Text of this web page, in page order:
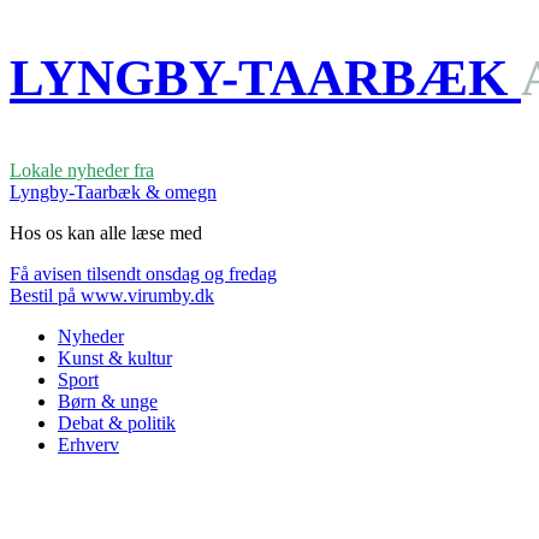
LYNGBY-TAARBÆK
Lokale nyheder fra
Lyngby-Taarbæk & omegn
Hos os kan alle læse med
Få avisen tilsendt onsdag og fredag
Bestil på www.virumby.dk
Nyheder
Kunst & kultur
Sport
Børn & unge
Debat & politik
Erhverv